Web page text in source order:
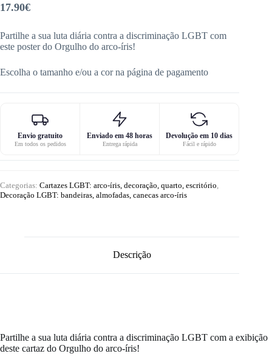
17.90€
Partilhe a sua luta diária contra a discriminação LGBT com
este poster do Orgulho do arco-íris!
Escolha o tamanho e/ou a cor na página de pagamento
Envio gratuito
Em todos os pedidos
Enviado em 48 horas
Entrega rápida
Devolução em 10 dias
Fácil e rápido
Categorias: Cartazes LGBT: arco-íris, decoração, quarto, escritório
Decoração LGBT: bandeiras, almofadas, canecas arco-íris
Descrição
Partilhe a sua luta diária contra a discriminação LGBT com a exibição
deste cartaz do Orgulho do arco-íris!